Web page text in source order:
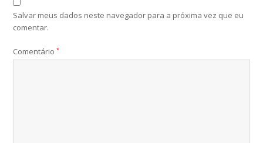
Salvar meus dados neste navegador para a próxima vez que eu
comentar.
Comentário*